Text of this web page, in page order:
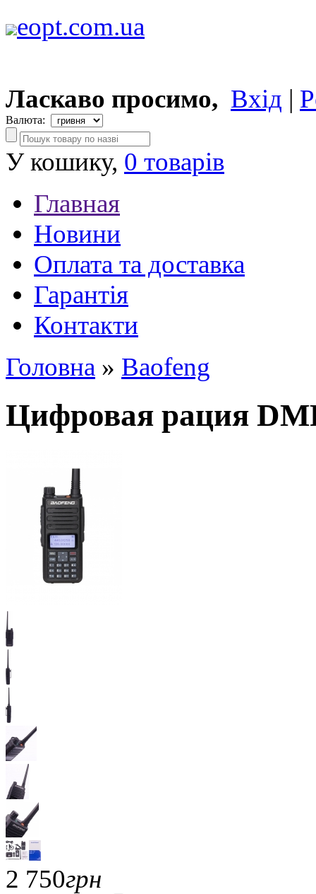
eopt.com.ua
Ласкаво просимо, Вхід |
Валюта:
У кошику, 0 товарів
Главная
Новини
Оплата та доставка
Гарантія
Контакти
Головна » Baofeng
Цифровая рация
2 750грн